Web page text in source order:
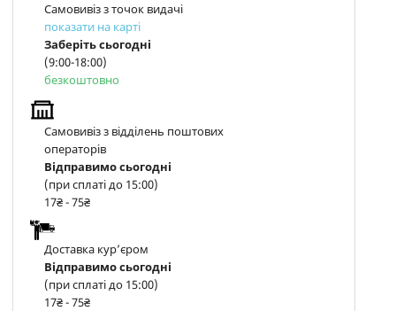
Самовивіз з точок видачі
показати на карті
Заберіть сьогодні
(9:00-18:00)
безкоштовно
Самовивіз з відділень поштових
операторів
Відправимо сьогодні
(при сплаті до 15:00)
17₴ - 75₴
Доставка курʼєром
Відправимо сьогодні
(при сплаті до 15:00)
17₴ - 75₴